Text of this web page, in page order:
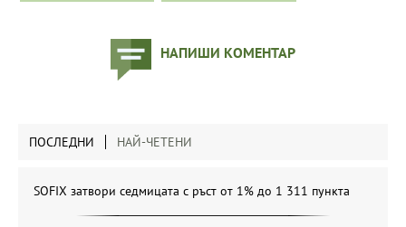
НАПИШИ КОМЕНТАР
ПОСЛЕДНИ НАЙ-ЧЕТЕНИ
SOFIX затвори седмицата с ръст от 1% до 1 311 пункта